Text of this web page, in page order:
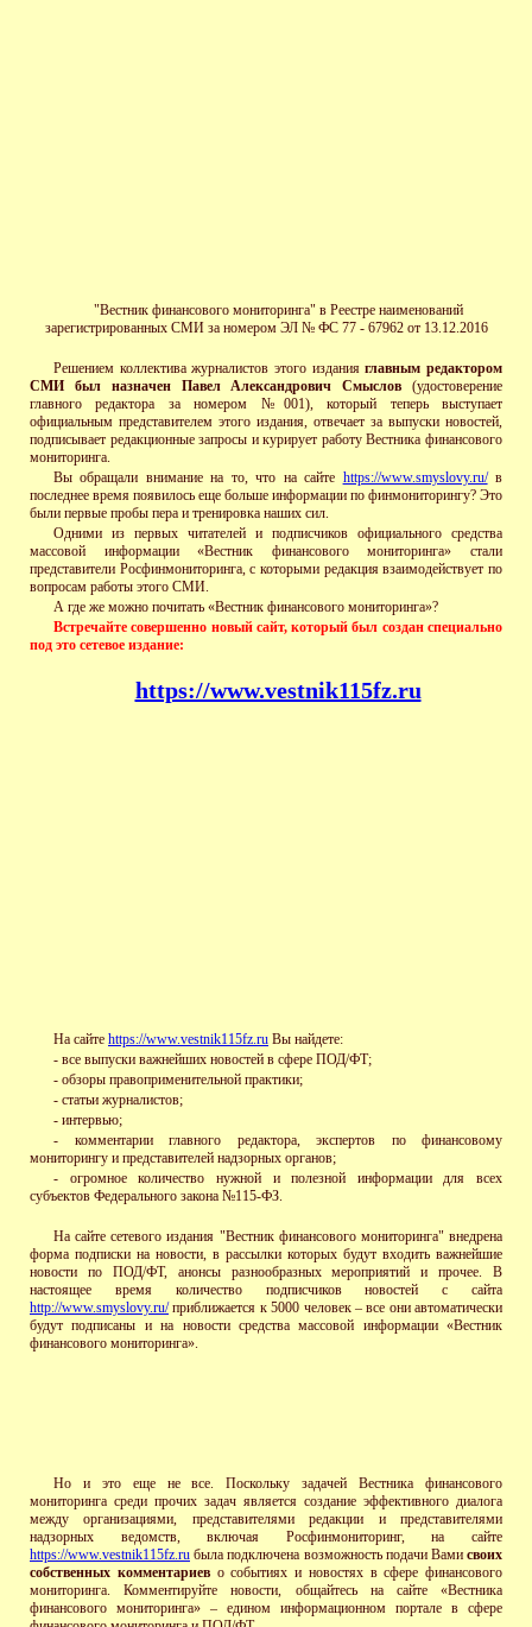
"Вестник финансового мониторинга" в Реестре наименований
зарегистрированных СМИ за номером ЭЛ № ФС 77 - 67962 от 13.12.2016
Решением коллектива журналистов этого изданияглавным редактором
СМИ был назначен Павел Александрович Смыслов (удостоверение
главного редактора за номером №001), который теперь выступает
официальным представителем этого издания, отвечает за выпуски новостей,
подписывает редакционные запросы и курирует работу Вестника финансового
мониторинга.
Вы обращали внимание на то, что на сайте https://www.smyslovy.ru/в
последнее время появилось еще больше информации по финмониторингу? Это
были первые пробы пера и тренировка наших сил.
Одними из первых читателей и подписчиков официального средства
массовой информации «Вестник финансового мониторинга» стали
представители Росфинмониторинга, с которыми редакция взаимодействует по
вопросам работы этого СМИ.
А где же можно почитать «Вестник финансового мониторинга»?
Встречайте совершенно новый сайт, который был создан специально
под это сетевое издание:
https://www.vestnik115fz.ru
На сайте https://www.vestnik115fz.ru Вы найдете:
- все выпуски важнейших новостей в сфере ПОД/ФТ;
- обзоры правоприменительной практики;
- статьи журналистов;
- интервью;
- комментарии главного редактора, экспертов по финансовому
мониторингу и представителей надзорных органов;
- огромное количество нужной и полезной информации для всех
субъектов Федерального закона №115-ФЗ.
На сайте сетевого издания "Вестник финансового мониторинга" внедрена
форма подписки на новости, в рассылки которых будут входить важнейшие
новости по ПОД/ФТ, анонсы разнообразных мероприятий и прочее. В
настоящее время количество подписчиков новостей с сайта
http://www.smyslovy.ru/приближается к 5000 человек – все они автоматически
будут подписаны и на новости средства массовой информации «Вестник
финансового мониторинга».
Но и это еще не все. Поскольку задачей Вестника финансового
мониторинга среди прочих задач является создание эффективного диалога
между организациями, представителями редакции и представителями
надзорных ведомств, включая Росфинмониторинг, на сайте
https://www.vestnik115fz.ru была подключена возможность подачи Вами своих
собственных комментариево событиях и новостях в сфере финансового
мониторинга. Комментируйте новости, общайтесь на сайте «Вестника
финансового мониторинга» – едином информационном портале в сфере